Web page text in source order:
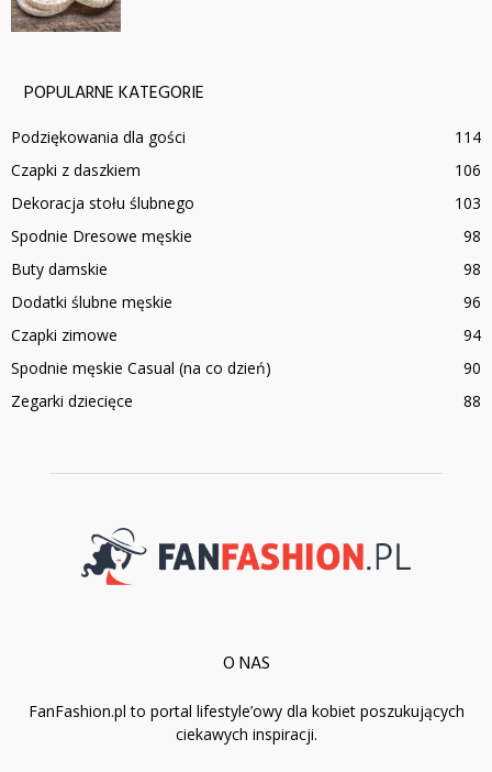
POPULARNE KATEGORIE
Podziękowania dla gości
114
Czapki z daszkiem
106
Dekoracja stołu ślubnego
103
Spodnie Dresowe męskie
98
Buty damskie
98
Dodatki ślubne męskie
96
Czapki zimowe
94
Spodnie męskie Casual (na co dzień)
90
Zegarki dziecięce
88
O NAS
FanFashion.pl to portal lifestyle’owy dla kobiet poszukujących
ciekawych inspiracji.